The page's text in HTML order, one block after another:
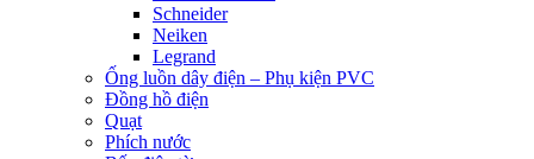
Schneider
Neiken
Legrand
Ống luồn dây điện – Phụ kiện PVC
Đồng hồ điện
Quạt
Phích nước